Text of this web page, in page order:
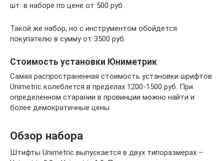
шт. в наборе по цене от 500 руб.
Такой же набор, но с инструментом обойдется
покупателю в сумму от 3500 руб.
Стоимость установки Юниметрик
Самая распространенная стоимость установки шрифтов
Unimetric колеблется в пределах 1200-1500 руб. При
определенном старании в провинции можно найти и
более демократичные цены.
Обзор набора
Штифты Unimetric выпускается в двух типоразмерах –